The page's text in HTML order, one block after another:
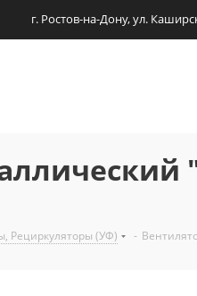
г. Ростов-на-Дону, ул.
Рециркуляторы (УФ) -